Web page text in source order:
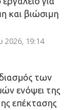
και βιώσιμη
19:14
των
ενόψει της
επέκτασης